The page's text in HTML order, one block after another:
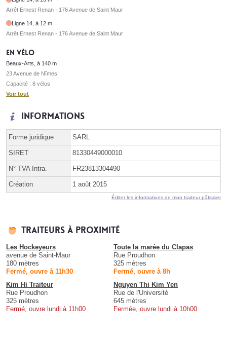
Arrêt Ernest Renan - 176 Avenue de Saint Maur
Ligne 14, à 12 m
Arrêt Ernest Renan - 176 Avenue de Saint Maur
En vélo
Beaux-Arts, à 140 m
23 Avenue de Nîmes
Capacité : 8 vélos
Voir tout
Informations
Forme juridique SARL
SIRET 81330449000010
N° TVA Intra. FR23813304490
Création 1 août 2015
Éditer les informations de mon traiteur pâtissier
Traiteurs à proximité
Les Hockeyeurs
avenue de Saint-Maur
180 mètres
Fermé, ouvre à 11h30
Toute la marée du Clapas
Rue Proudhon
325 mètres
Fermé, ouvre à 8h
Kim Hi Traiteur
Rue Proudhon
325 mètres
Fermé, ouvre lundi à 11h00
Nguyen Thi Kim Yen
Rue de l'Université
645 mètres
Fermée, ouvre lundi à 10h00